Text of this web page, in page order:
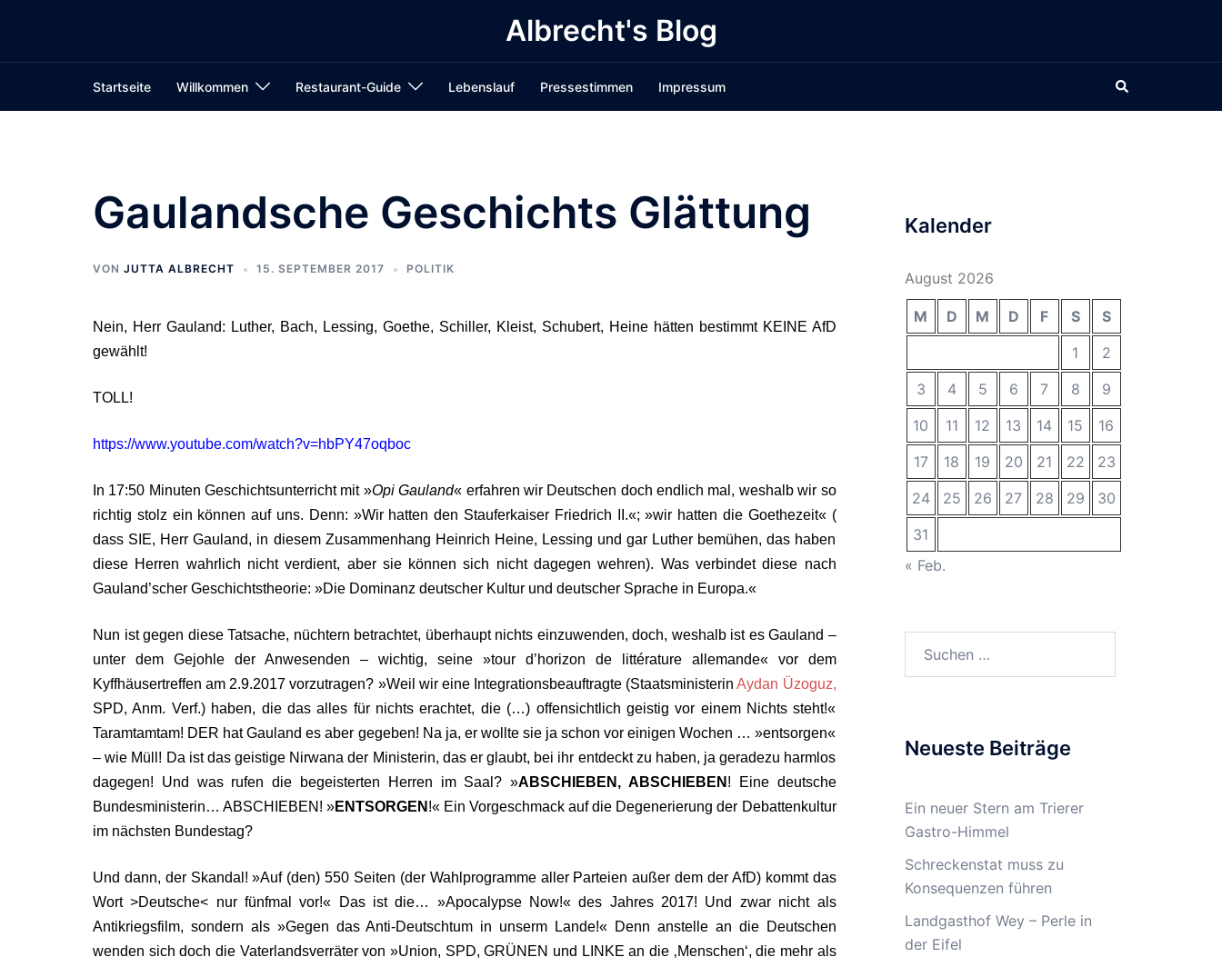
springen
Albrecht's Blog
Startseite Willkommen Restaurant-Guide Lebenslauf Pressestimmen Impressum Suche
Gaulandsche Geschichts Glättung
VON JUTTA ALBRECHT 15. SEPTEMBER 2017 POLITIK
Nein, Herr Gauland: Luther, Bach, Lessing, Goethe, Schiller, Kleist, Schubert, Heine hätten bestimmt KEINE AfD
gewählt!
TOLL!
https://www.youtube.com/watch?v=hbPY47oqboc
In 17:50 Minuten Geschichtsunterricht mit »Opi Gauland« erfahren wir Deutschen doch endlich mal, weshalb wir so
richtig stolz ein können auf uns. Denn: »Wir hatten den Stauferkaiser Friedrich II.«; »wir hatten die Goethezeit« (
dass SIE, Herr Gauland, in diesem Zusammenhang Heinrich Heine, Lessing und gar Luther bemühen, das haben
diese Herren wahrlich nicht verdient, aber sie können sich nicht dagegen wehren). Was verbindet diese nach
Gauland’scher Geschichtstheorie: »Die Dominanz deutscher Kultur und deutscher Sprache in Europa.«
Nun ist gegen diese Tatsache, nüchtern betrachtet, überhaupt nichts einzuwenden, doch, weshalb ist es Gauland –
unter dem Gejohle der Anwesenden – wichtig, seine »tour d’horizon de littérature allemande« vor dem
Kyffhäusertreffen am 2.9.2017 vorzutragen? »Weil wir eine Integrationsbeauftragte (StaatsministerinAydan Üzoguz,
SPD, Anm. Verf.) haben, die das alles für nichts erachtet, die (…) offensichtlich geistig vor einem Nichts steht!«
Taramtamtam! DER hat Gauland es aber gegeben! Na ja, er wollte sie ja schon vor einigen Wochen … »entsorgen«
– wie Müll! Da ist das geistige Nirwana der Ministerin, das er glaubt, bei ihr entdeckt zu haben, ja geradezu harmlos
dagegen! Und was rufen die begeisterten Herren im Saal? »ABSCHIEBEN, ABSCHIEBEN ! Eine deutsche
Bundesministerin… ABSCHIEBEN! »ENTSORGEN !« Ein Vorgeschmack auf die Degenerierung der Debattenkultur
im nächsten Bundestag?
Und dann, der Skandal! »Auf (den) 550 Seiten (der Wahlprogramme aller Parteien außer dem der AfD) kommt das
Wort >Deutsche< nur fünfmal vor!« Das ist die… »Apocalypse Now!« des Jahres 2017! Und zwar nicht als
Antikriegsfilm, sondern als »Gegen das Anti-Deutschtum in unserm Lande!« Denn anstelle an die Deutschen
wenden sich doch die Vaterlandsverräter von »Union, SPD, GRÜNEN und LINKE an die ‚Menschen‘, die mehr als
Kalender
August 2026
M D M D F S
S
1
2
3
4 5 6 7 8
9
10
11 12 13 14 15
16
17
18 19 20 21 22
23
24
25 26 27 28 29
30
31
« Feb.
Neueste Beiträge
Ein neuer Stern am Trierer
Gastro-Himmel
Schreckenstat muss zu
Konsequenzen führen
Landgasthof Wey – Perle in
der Eifel